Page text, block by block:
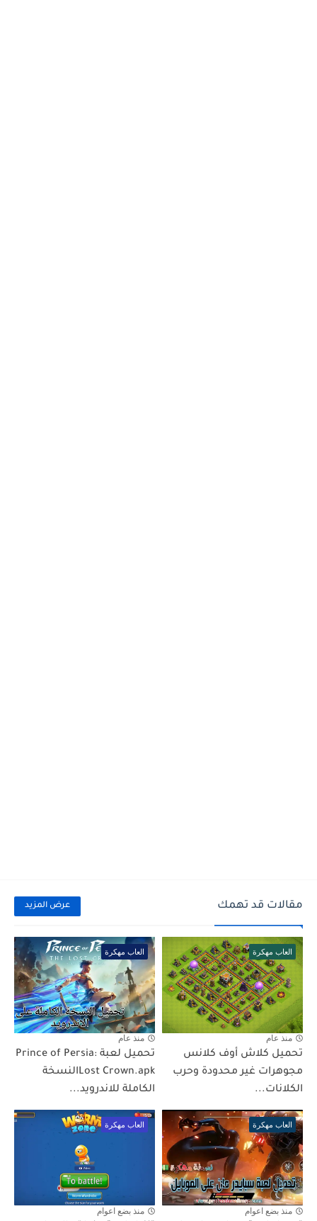
مقالات قد تهمك عرض المزيد
العاب مهكرة
منذ عام
تحميل كلاش أوف كلانس
مجوهرات غير محدودة وحرب
الكلانات...
العاب مهكرة
منذ عام
تحميل لعبة Prince of Persia:
Lost Crown.apkالنسخة
الكاملة للاندرويد...
العاب مهكرة
منذ بضع اعوام
العاب مهكرة
منذ بضع اعوام